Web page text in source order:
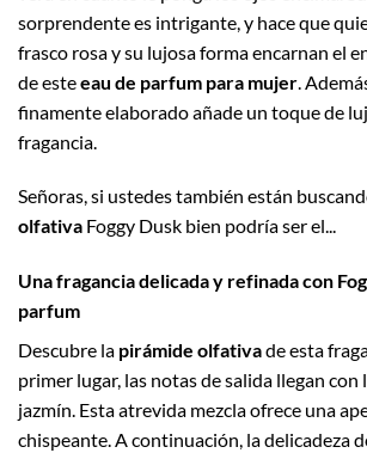
sorprendente es intrigante, y hace que
frasco rosa y su lujosa forma encarnan el
de esteeau de parfum para mujer .
finamente elaborado añade un toque de
fragancia.
Señoras, si ustedes también están
olfativa Foggy Dusk bien podría ser el...
Una fragancia delicada y refinada con
parfum
Descubre la pirámide olfativade esta
primer lugar, las notas de salida llegan con
jazmín. Esta atrevida mezcla ofrece una
chispeante. A continuación, la delicadeza